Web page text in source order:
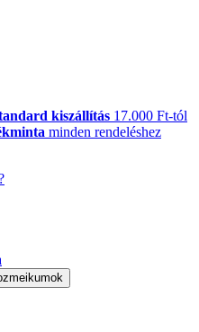
kiszállítás 17.000 Ft-tól
minden rendeléshez